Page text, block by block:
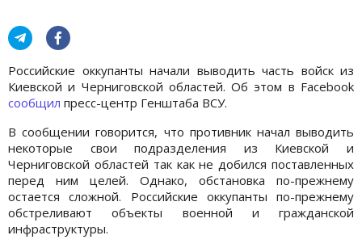
Российские оккупанты начали выводить часть войск из
Киевской и Черниговской областей. Об этом в Facebook
сообщил пресс-центр Генштаба ВСУ.
В сообщении говорится, что противник начал выводить
некоторые свои подразделения из Киевской и
Черниговской областей так как не добился поставленных
перед ним целей. Однако, обстановка по-прежнему
остается сложной. Российские оккупанты по-прежнему
обстреливают объекты военной и гражданской
инфраструктуры.